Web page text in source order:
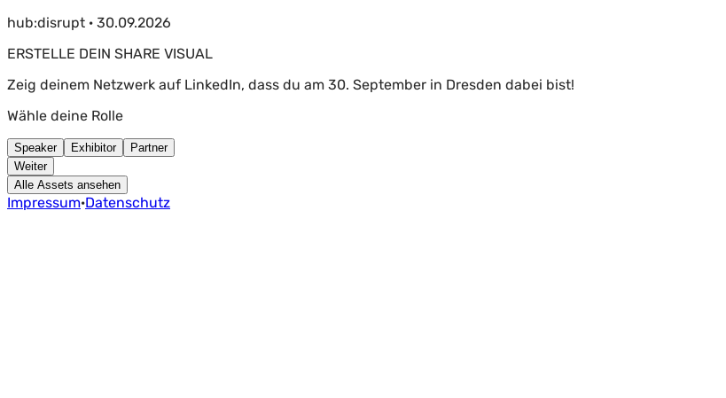
hub:disrupt · 30.09.2026
ERSTELLE DEIN SHARE VISUAL
Zeig deinem Netzwerk auf LinkedIn, dass du am 30. September in Dresden dabei bist!
Wähle deine Rolle
Speaker Exhibitor
Partner
Weiter
Alle Assets ansehen
Impressum·Datenschutz